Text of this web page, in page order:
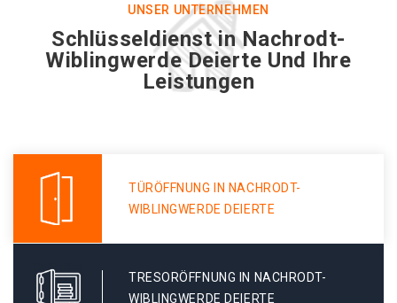
UNSER UNTERNEHMEN
Schlüsseldienst in Nachrodt-
Wiblingwerde Deierte Und Ihre
Leistungen
TÜRÖFFNUNG IN NACHRODT-
WIBLINGWERDE DEIERTE
TRESORÖFFNUNG IN NACHRODT-
WIBLINGWERDE DEIERTE